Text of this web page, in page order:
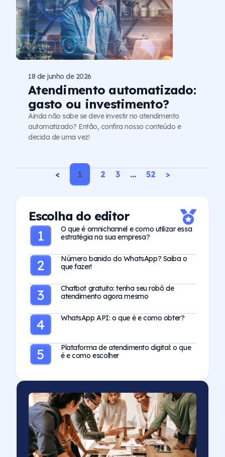
Atendimento automatizado:
gasto ou investimento?
18 de junho de 2026
Ainda não sabe se deve investir no atendimento
automatizado? Então, confira nosso conteúdo e
decida de uma vez!
< 1 2 3 … 52 >
Escolha do editor
O que é omnichannel e como utilizar essa
estratégia na sua empresa?
Número banido do WhatsApp? Saiba o
que fazer!
Chatbot gratuito: tenha seu robô de
atendimento agora mesmo
WhatsApp API: o que é e como obter?
Plataforma de atendimento digital: o que
é e como escolher